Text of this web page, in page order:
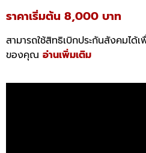
ราคาเริ่มต้น 8,000 บาท
สามารถใช้สิทธิเบิกประกันสังคมได้เ
ของคุณ อ่านเพิ่มเติม